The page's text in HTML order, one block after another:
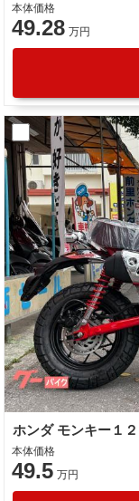
本体価格
49.28 万円
本体価格
49.5 万円